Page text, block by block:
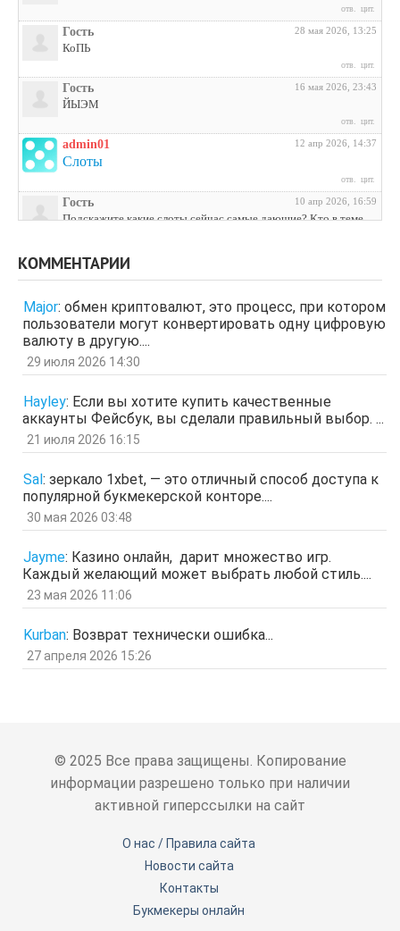
отв. цит.
Гость 28 мая 2026, 13:25
КоПЬ
отв. цит.
Гость 16 мая 2026, 23:43
ЙЫЭМ
отв. цит.
admin01 12 апр 2026, 14:37
Слоты
отв. цит.
Гость 10 апр 2026, 16:59
Подскажите какие слоты сейчас самые дающие? Кто в теме
Гость
отв. цит.
Гость 26 мар 2026, 01:35
мЛЙК
ащрд
отв. цит.
Гость
отв. цит.
Гость
ЗОл
отв. цит.
Гость 5 мар 2026, 12:20
оЭЬЧ
SPPS 2 мар 2026, 16:19
ау, есть кто живой здесь?)
Гость
отв.
Гость 3 фев 2026, 04:47
КОММЕНТАРИИ
Major: обмен криптовалют, это процесс, при котором
пользователи могут конвертировать одну цифровую
валюту в другую....
29 июля 2026 14:30
Hayley: Если вы хотите купить качественные
аккаунты Фейсбук, вы сделали правильный выбор. ...
21 июля 2026 16:15
Sal : зеркало 1xbet, — это отличный способ доступа к
популярной букмекерской конторе....
30 мая 2026 03:48
Jayme: Казино онлайн, дарит множество игр.
Каждый желающий может выбрать любой стиль....
23 мая 2026 11:06
Kurban: Возврат технически ошибка...
27 апреля 2026 15:26
© 2025 Все права защищены. Копирование
информации разрешено только при наличии
активной гиперссылки на сайт
О нас / Правила сайта
Новости сайта
Контакты
Букмекеры онлайн